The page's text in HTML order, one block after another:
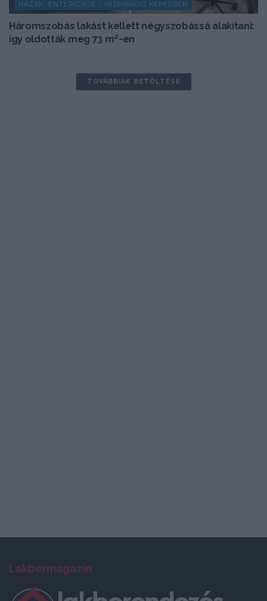
HÁZAK, ENTERIŐRÖK - INSPIRÁCIÓ KÉPEKBEN
Háromszobás lakást kellett négyszobássá alakítani:
így oldották meg 73 m²-en
TOVÁBBIAK BETÖLTÉSE
Lakbermagazin